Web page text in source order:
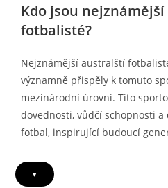
Vrcholy
Kdo jsou
fotbalisté?
Nejznámější australští
významně přispěly k tomuto
mezinárodní úrovni. Tito
dovednosti, vůdčí schopnosti
fotbal, inspirující budoucí
▾